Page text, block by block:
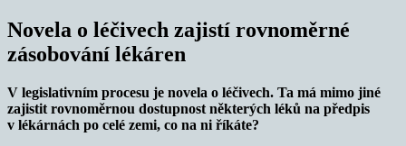
Novela o léčivech zajistí rovnoměrné
zásobování lékáren
V legislativním procesu je novela o léčivech. Ta má mimo jiné
zajistit rovnoměrnou dostupnost některých léků na předpis
v lékárnách po celé zemi, co na ni říkáte?